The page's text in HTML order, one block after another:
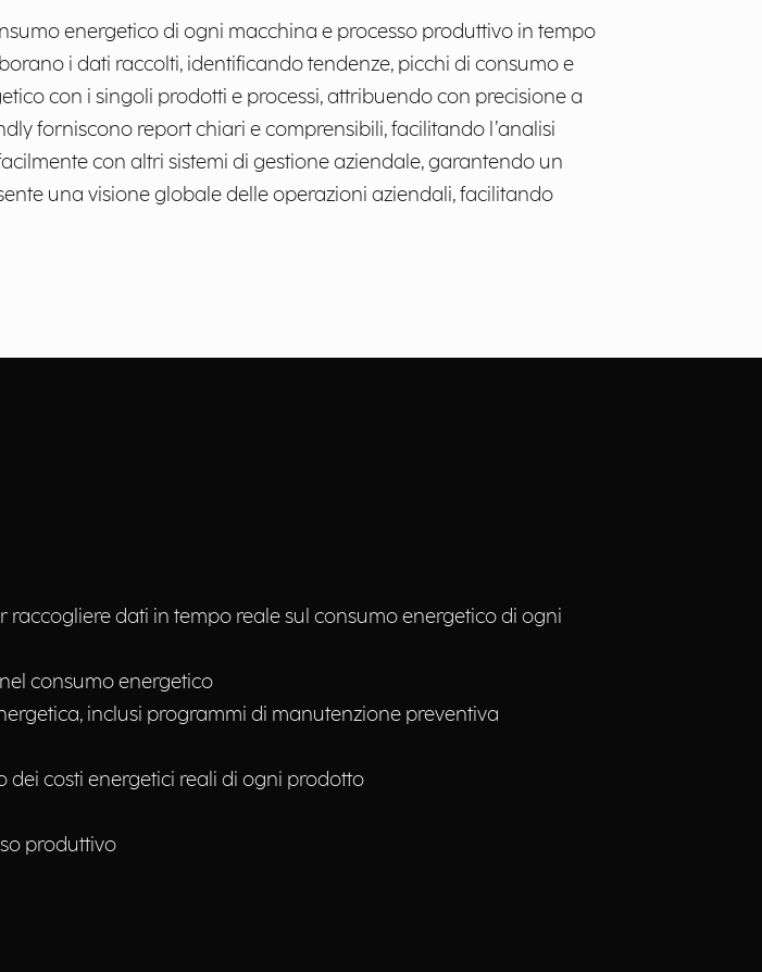
energetico di ogni macchina e processo produttivo in tempo
i dati raccolti, identificando tendenze, picchi di consumo e
con i singoli prodotti e processi, attribuendo con precisione a
forniscono report chiari e comprensibili, facilitando l’analisi
con altri sistemi di gestione aziendale, garantendo un
una visione globale delle operazioni aziendali, facilitando
dati in tempo reale sul consumo energetico di ogni
consumo energetico
inclusi programmi di manutenzione preventiva
costi energetici reali di ogni prodotto
produttivo